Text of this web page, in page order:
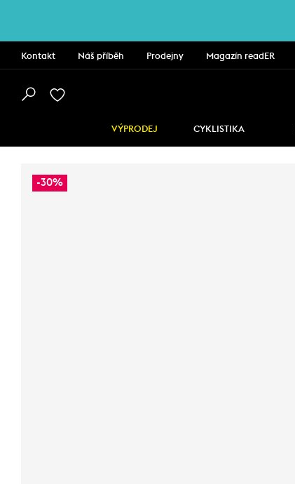
Kontakt Náš příběh Prodejny Magazín readER
VÝPRODEJ CYKLISTIKA
-30%